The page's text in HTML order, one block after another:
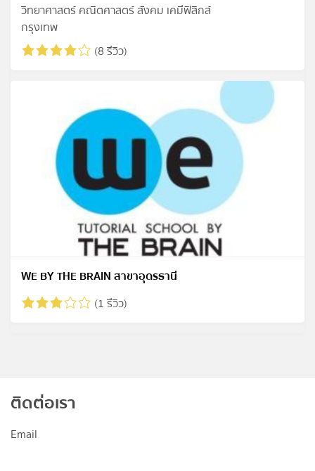
วิทยาศาสตร์ คณิตศาสตร์ สังคม เคมีฟิสิกส์
กรุงเทพ
(8 รีวิว)
WE BY THE BRAIN สาขาอุดรธานี
(1 รีวิว)
ติดต่อเรา
Email